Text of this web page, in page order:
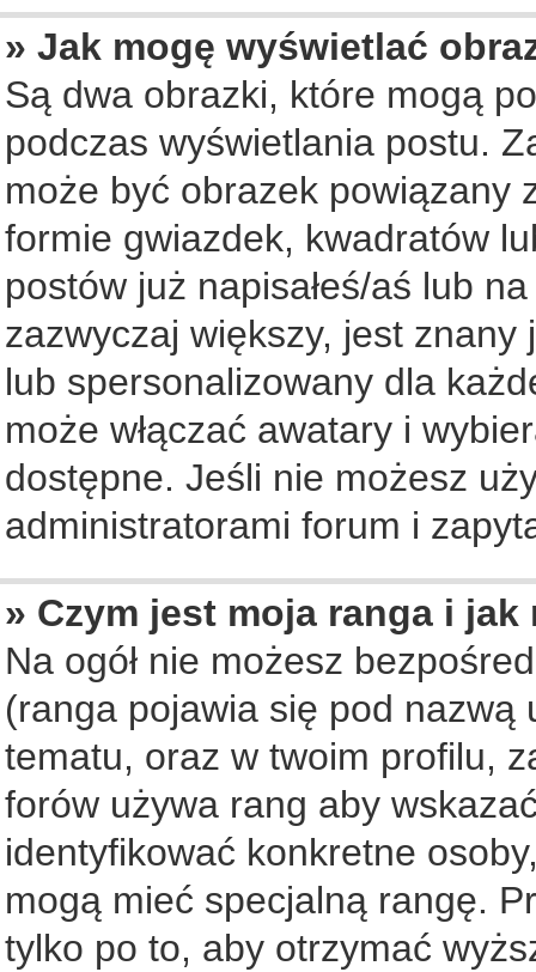
» Jak mogę wyświetlać
Są dwa obrazki, które mogą
podczas wyświetlania postu.
może być obrazek powiązany
formie gwiazdek, kwadratów
postów już napisałeś/aś lub
zazwyczaj większy, jest
lub spersonalizowany dla
może włączać awatary i
dostępne. Jeśli nie możesz
administratorami forum i
» Czym jest moja ranga i
Na ogół nie możesz
(ranga pojawia się pod
tematu, oraz w twoim profilu,
forów używa rang aby
identyfikować konkretne
mogą mieć specjalną rangę.
tylko po to, aby otrzymać